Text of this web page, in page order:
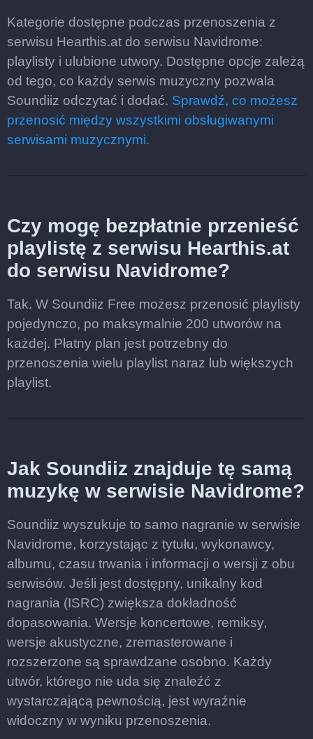
Kategorie dostępne podczas przenoszenia z
serwisu Hearthis.at do serwisu Navidrome:
playlisty i ulubione utwory. Dostępne opcje zależą
od tego, co każdy serwis muzyczny pozwala
Soundiiz odczytać i dodać. Sprawdź, co możesz
przenosić między wszystkimi obsługiwanymi
serwisami muzycznymi.
Czy mogę bezpłatnie przenieść
playlistę z serwisu Hearthis.at
do serwisu Navidrome?
Tak. W Soundiiz Free możesz przenosić playlisty
pojedynczo, po maksymalnie 200 utworów na
każdej. Płatny plan jest potrzebny do
przenoszenia wielu playlist naraz lub większych
playlist.
Jak Soundiiz znajduje tę samą
muzykę w serwisie Navidrome?
Soundiiz wyszukuje to samo nagranie w serwisie
Navidrome, korzystając z tytułu, wykonawcy,
albumu, czasu trwania i informacji o wersji z obu
serwisów. Jeśli jest dostępny, unikalny kod
nagrania (ISRC) zwiększa dokładność
dopasowania. Wersje koncertowe, remiksy,
wersje akustyczne, zremasterowane i
rozszerzone są sprawdzane osobno. Każdy
utwór, którego nie uda się znaleźć z
wystarczającą pewnością, jest wyraźnie
widoczny w wyniku przenoszenia.